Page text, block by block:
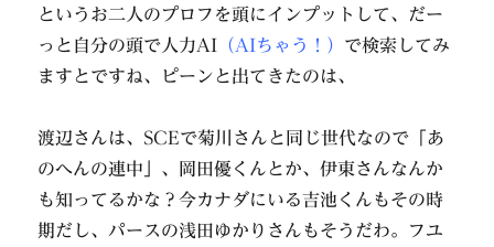
というお二人のプロフを頭にインプットして、だー
っと自分の頭で人力AI （AIちゃう！） で検索してみ
ますとですね、ピーンと出てきたのは、
渡辺さんは、SCEで菊川さんと同じ世代なので「あ
のへんの連中」、岡田優くんとか、伊東さんなんか
も知ってるかな？今カナダにいる吉池くんもその時
期だし、パースの浅田ゆかりさんもそうだわ。フユ